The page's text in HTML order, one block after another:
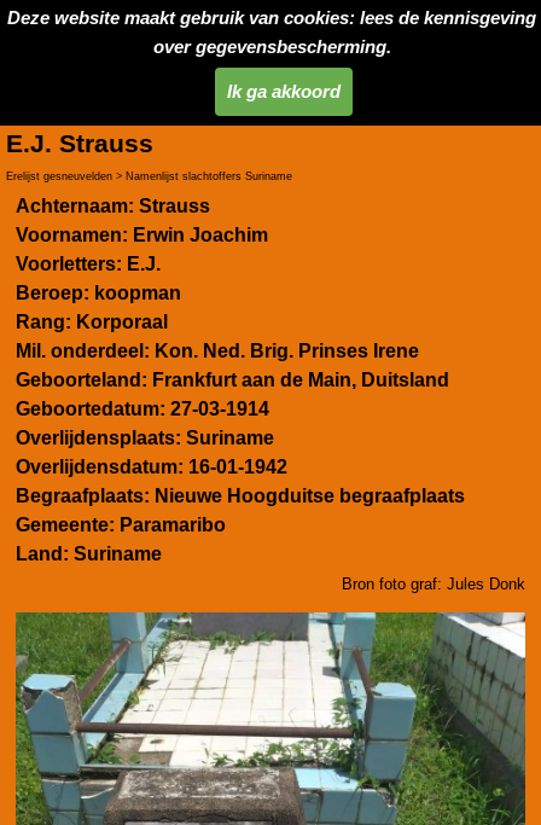
Deze website maakt gebruik van cookies: lees de kennisgeving
over gegevensbescherming.
Ik ga akkoord
E.J. Strauss
Erelijst gesneuvelden > Namenlijst slachtoffers Suriname
Achternaam: Strauss
Voornamen: Erwin Joachim
Voorletters: E.J.
Beroep: koopman
Rang: Korporaal
Mil. onderdeel: Kon. Ned. Brig. Prinses Irene
Geboorteland: Frankfurt aan de Main, Duitsland
Geboortedatum: 27-03-1914
Overlijdensplaats: Suriname
Overlijdensdatum: 16-01-1942
Begraafplaats: Nieuwe Hoogduitse begraafplaats
Gemeente: Paramaribo
Land: Suriname
Bron foto graf: Jules Donk